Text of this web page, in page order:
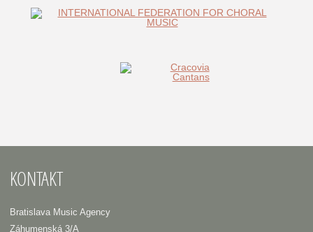
KONTAKT
Bratislava Music Agency
Záhumenská 3/A